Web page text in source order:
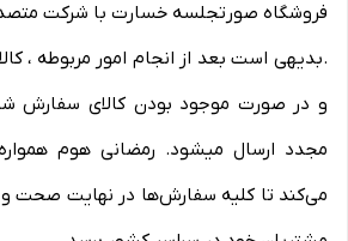
فروشگاه صورتجلسه خسارت با شرکت
.بدیهی است بعد از انجام امور مربوطه ،
و در صورت موجود بودن کالای سفارش
مجدد ارسال میشود. رمضانی هوم
می‏‌کند تا کلیه سفارش‏‌ها در نهایت